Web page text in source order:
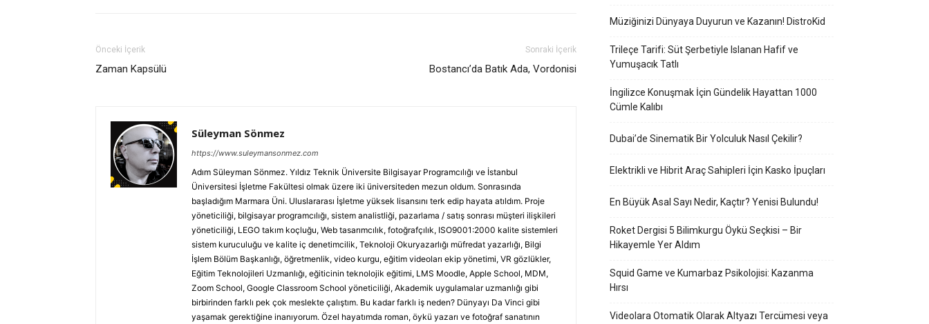
Önceki İçerik
Zaman Kapsülü
Sonraki İçerik
Bostancı’da Batık Ada, Vordonisi
Süleyman Sönmez
https://www.suleymansonmez.com
Adım Süleyman Sönmez. Yıldız Teknik Üniversite Bilgisayar Programcılığı ve İstanbul
Üniversitesi İşletme Fakültesi olmak üzere iki üniversiteden mezun oldum. Sonrasında
başladığım Marmara Üni. Uluslararası İşletme yüksek lisansını terk edip hayata atıldım. Proje
yöneticiliği, bilgisayar programcılığı, sistem analistliği, pazarlama / satış sonrası müşteri ilişkileri
yöneticiliği, LEGO takım koçluğu, Web tasarımcılık, fotoğrafçılık, ISO9001:2000 kalite sistemleri
sistem kuruculuğu ve kalite iç denetimcilik, Teknoloji Okuryazarlığı müfredat yazarlığı, Bilgi
İşlem Bölüm Başkanlığı, öğretmenlik, video kurgu, eğitim videoları ekip yönetimi, VR gözlükler,
Eğitim Teknolojileri Uzmanlığı, eğiticinin teknolojik eğitimi, LMS Moodle, Apple School, MDM,
Zoom School, Google Classroom School yöneticiliği, Akademik uygulamalar uzmanlığı gibi
birbirinden farklı pek çok meslekte çalıştım. Bu kadar farklı iş neden? Dünyayı Da Vinci gibi
yaşamak gerektiğine inanıyorum. Özel hayatımda roman, öykü yazarı ve fotoğraf sanatının
Müziğinizi Dünyaya Duyurun ve Kazanın! DistroKid
Trileçe Tarifi: Süt Şerbetiyle Islanan Hafif ve
Yumuşacık Tatlı
İngilizce Konuşmak İçin Gündelik Hayattan 1000
Cümle Kalıbı
Dubai’de Sinematik Bir Yolculuk Nasıl Çekilir?
Elektrikli ve Hibrit Araç Sahipleri İçin Kasko İpuçları
En Büyük Asal Sayı Nedir, Kaçtır? Yenisi Bulundu!
Roket Dergisi 5 Bilimkurgu Öykü Seçkisi – Bir
Hikayemle Yer Aldım
Squid Game ve Kumarbaz Psikolojisi: Kazanma
Hırsı
Videolara Otomatik Olarak Altyazı Tercümesi veya